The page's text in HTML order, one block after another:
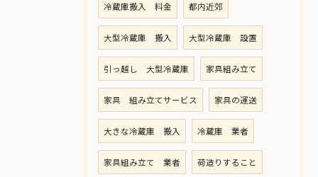
冷蔵庫搬入 料金 都内近郊
大型冷蔵庫 搬入 大型冷蔵庫 設置
引っ越し 大型冷蔵庫 家具組み立て
家具 組み立てサービス 家具の運送
大きな冷蔵庫 搬入 冷蔵庫 業者
家具組み立て 業者 荷造りすること